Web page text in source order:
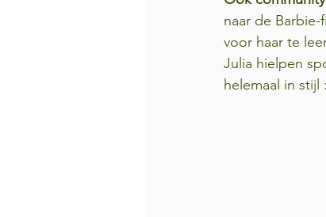
naar de
voor haar te
Julia hielpen
helemaal in stijl